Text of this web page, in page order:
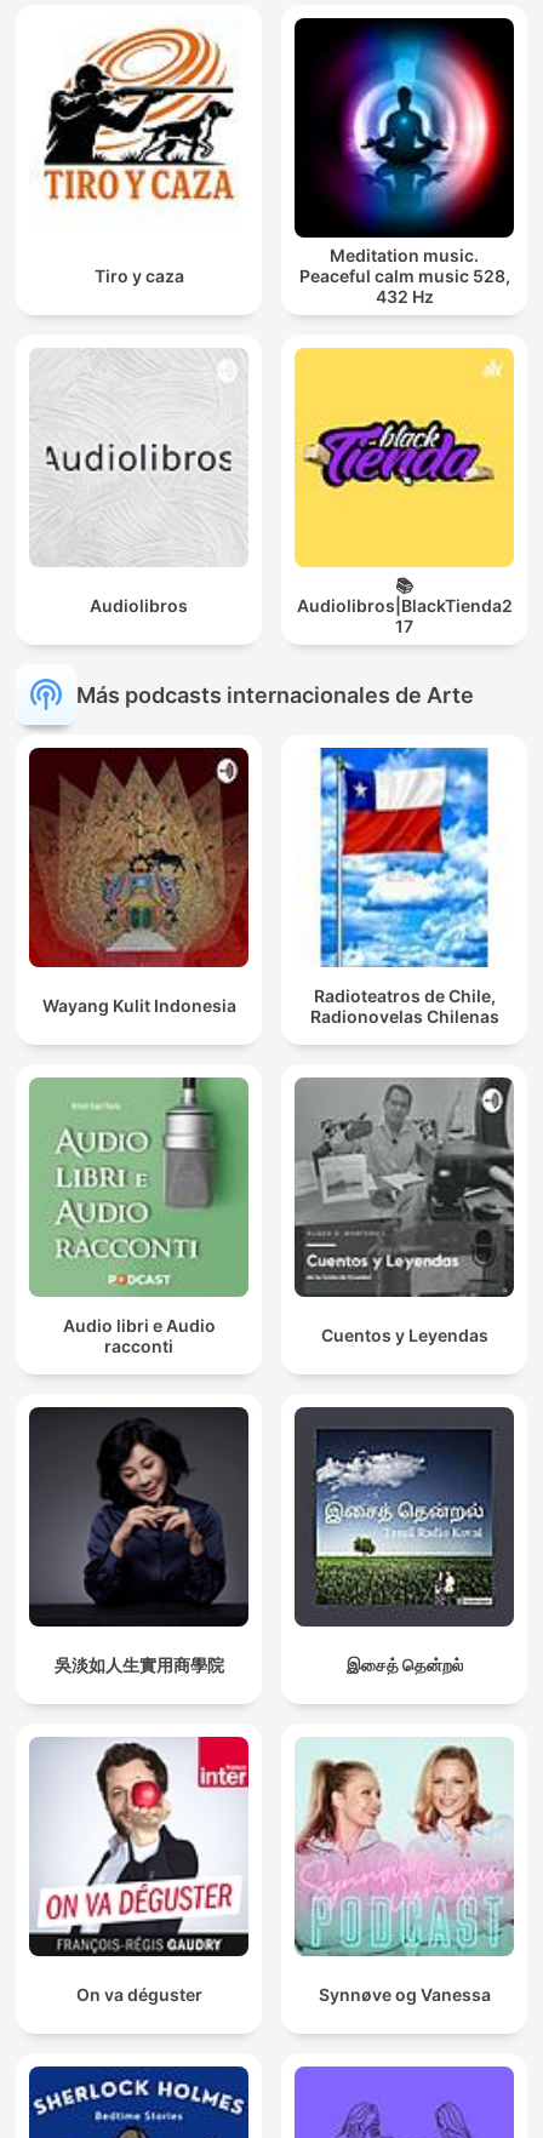
Tiro y caza
Meditation music.
Peaceful calm music 528,
432 Hz
Audiolibros
📚
Audiolibros|BlackTienda2
17
Más podcasts internacionales de Arte
Wayang Kulit Indonesia
Radioteatros de Chile,
Radionovelas Chilenas
Audio libri e Audio
racconti
Cuentos y Leyendas
吳淡如人生實用商學院 இசைத் தென்றல்
On va déguster Synnøve og Vanessa